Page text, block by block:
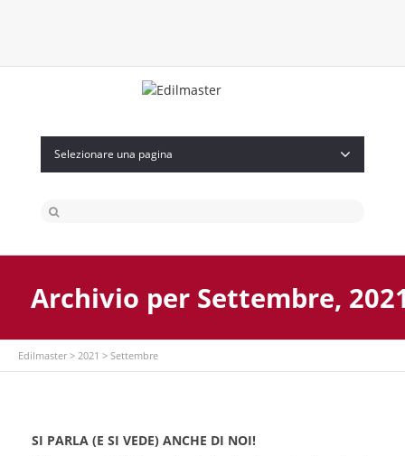
Selezionare una pagina
Archivio per Settembre,
Edilmaster > 2021 > Settembre
SI PARLA (E SI VEDE) ANCHE DI NOI!